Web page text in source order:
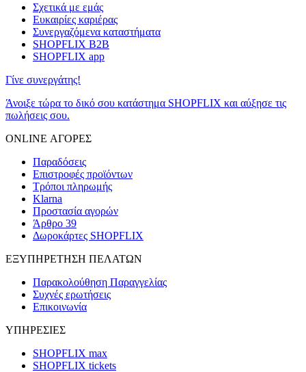
Σχετικά με εμάς
Ευκαιρίες καριέρας
Συνεργαζόμενα καταστήματα
SHOPFLIX B2B
SHOPFLIX app
Γίνε συνεργάτης!
Άνοιξε τώρα το δικό σου κατάστημα SHOPFLIX και αύξησε τις
πωλήσεις σου.
ONLINE ΑΓΟΡΕΣ
Παραδόσεις
Επιστροφές προϊόντων
Τρόποι πληρωμής
Klarna
Προστασία αγορών
Άρθρο 39
Δωροκάρτες SHOPFLIX
ΕΞΥΠΗΡΕΤΗΣΗ ΠΕΛΑΤΩΝ
Παρακολούθηση Παραγγελίας
Συχνές ερωτήσεις
Επικοινωνία
ΥΠΗΡΕΣΙΕΣ
SHOPFLIX max
SHOPFLIX tickets